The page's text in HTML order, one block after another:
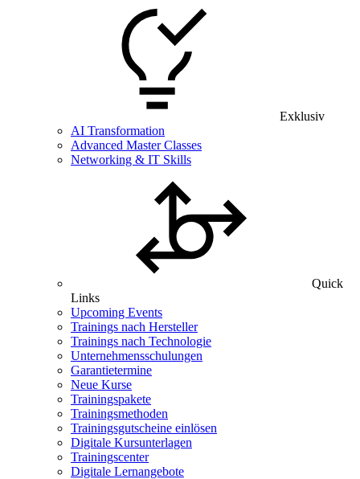
Exklusiv
AI Transformation
Advanced Master Classes
Networking & IT Skills
Quick
Links
Upcoming Events
Trainings nach Hersteller
Trainings nach Technologie
Unternehmensschulungen
Garantietermine
Neue Kurse
Trainingspakete
Trainingsmethoden
Trainingsgutscheine einlösen
Digitale Kursunterlagen
Trainingscenter
Digitale Lernangebote